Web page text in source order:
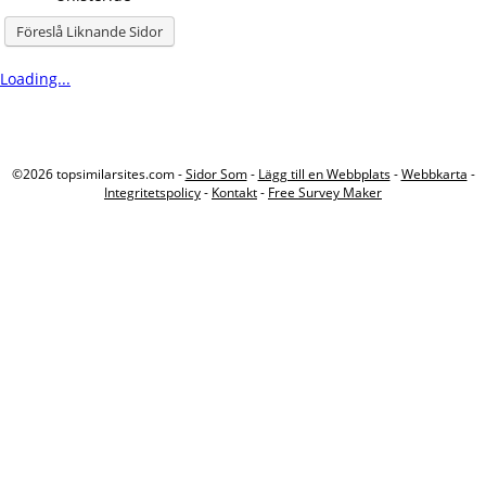
Föreslå Liknande Sidor
Loading...
©2026 topsimilarsites.com -Sidor Som- Lägg till en Webbplats-Webbkarta -
Integritetspolicy- Kontakt- Free Survey Maker